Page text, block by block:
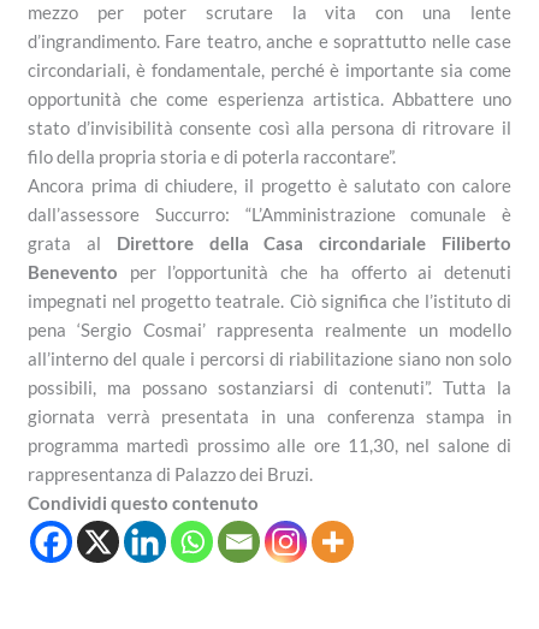
mezzo per poter scrutare la vita con una lente
d’ingrandimento. Fare teatro, anche e soprattutto nelle case
circondariali, è fondamentale, perché è importante sia come
opportunità che come esperienza artistica. Abbattere uno
stato d’invisibilità consente così alla persona di ritrovare il
filo della propria storia e di poterla raccontare”.
Ancora prima di chiudere, il progetto è salutato con calore
dall’assessore Succurro: “L’Amministrazione comunale è
grata al Direttore della Casa circondariale Filiberto
Benevento per l’opportunità che ha offerto ai detenuti
impegnati nel progetto teatrale. Ciò significa che l’istituto di
pena ‘Sergio Cosmai’ rappresenta realmente un modello
all’interno del quale i percorsi di riabilitazione siano non solo
possibili, ma possano sostanziarsi di contenuti”. Tutta la
giornata verrà presentata in una conferenza stampa in
programma martedì prossimo alle ore 11,30, nel salone di
rappresentanza di Palazzo dei Bruzi.
Condividi questo contenuto